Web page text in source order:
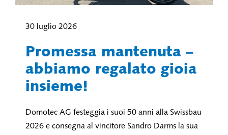
30 luglio 2026
Promessa mantenuta –
abbiamo regalato gioia
insieme!
Domotec AG festeggia i suoi 50 anni alla Swissbau
2026 e consegna al vincitore Sandro Darms la sua